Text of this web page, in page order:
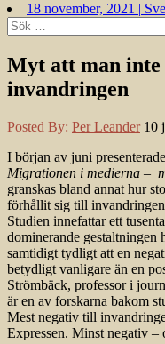
18 november, 2021 |
Sök
efter:
Myt att man
invandringen
Posted By: Per Leander 10
I början av juni presenterade
Migrationen i medierna –
granskas bland annat hur
förhållit sig till invandringen
Studien innefattar ett
dominerande gestaltningen
samtidigt tydligt att en
betydligt vanligare än en
Strömbäck, professor i
är en av forskarna bakom
Mest negativ till
Expressen. Minst negativ –